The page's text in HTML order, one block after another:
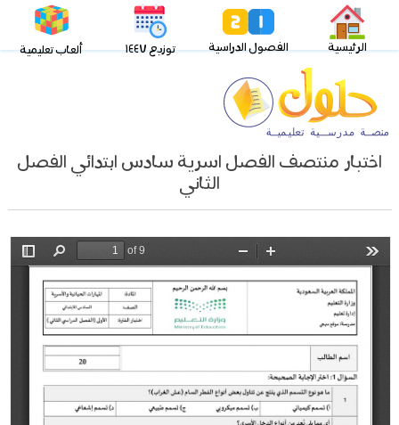
الرئيسية الفصول الدراسية توزيع ١٤٤٧ ألعاب تعليمية
اختبار منتصف الفصل اسرية سادس ابتدائي الفصل
الثاني